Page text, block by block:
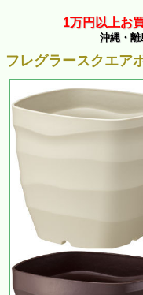
1万円以上お
沖縄・離
フレグラースクエ